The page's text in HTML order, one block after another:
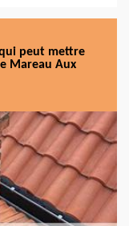
peut mettre
Mareau Aux